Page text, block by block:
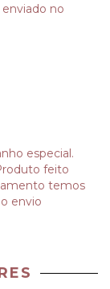
no
especial.
feito
temos
envio